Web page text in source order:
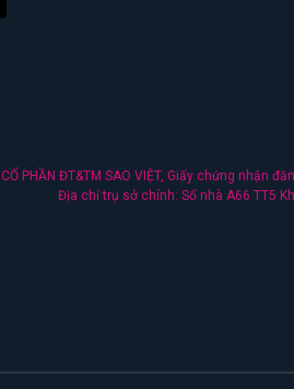
CỔ PHẦN ĐT&TM SAO VIỆT, Giấy chứng
Địa chỉ trụ sở chính: Số nhà A66 TT5